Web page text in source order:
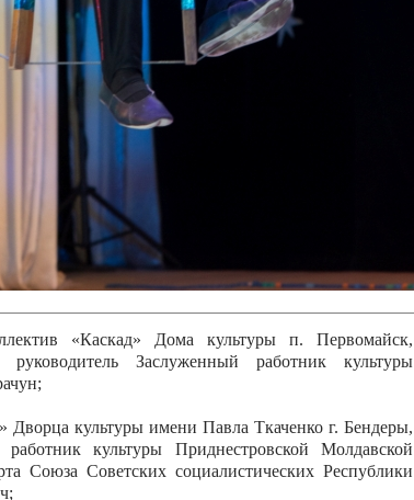
Республики Пётр Петрович Дижмару;
«Сперанца» Дома культуры посёлка Красное,
руководитель Отличный работник культуры
Республики Анжела Владимировна
коллектив «Алегро» Дома детско –юношеского
района, руководитель Хачатурян Юрий
«Радуга» Городской дворец культуры г.
Отличный работник культуры Приднестровской
Юрьевич Елистратов;
«Каскад» Дома культуры п. Первомайск,
руководитель Заслуженный работник культуры
культуры имени Павла Ткаченко г. Бендеры,
культуры Приднестровской Молдавской
Союза Советских социалистических Республики